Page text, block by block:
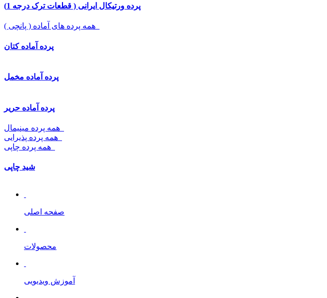
پرده ورتیکال ایرانی ( قطعات ترک درجه 1)
پرده آماده کتان
پرده آماده مخمل
پرده آماده حریر
شید چاپی
صفحه اصلی
محصولات
آموزش ویدیویی